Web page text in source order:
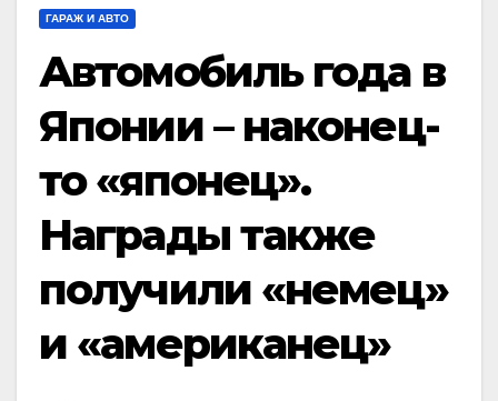
ГАРАЖ И АВТО
Автомобиль года в
Японии – наконец-
то «японец».
Награды также
получили «немец»
и «американец»